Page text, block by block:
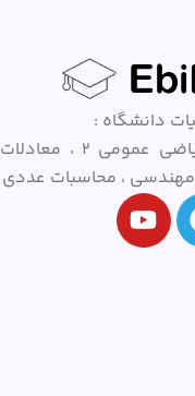
دانشگاه :
ریاضی عمومی ۱ ، ریاضی عمومی ۲ ، معادلات
مهندسی ، محاسبات عددی